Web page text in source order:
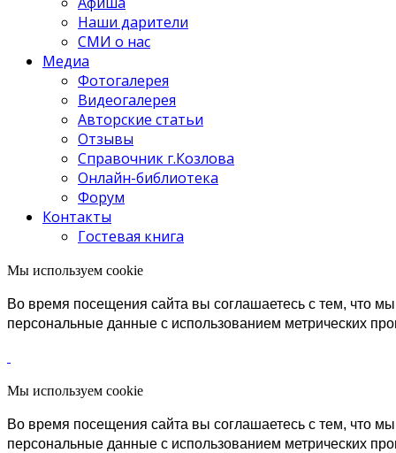
Наши дарители
СМИ о нас
Медиа
Фотогалерея
Видеогалерея
Авторские статьи
Отзывы
Справочник г.Козлова
Онлайн-библиотека
Форум
Контакты
Гостевая книга
Мы используем cookie
Во время посещения сайта вы соглашаетесь с тем, что
персональные данные с использованием метрических
Мы используем cookie
Во время посещения сайта вы соглашаетесь с тем, что
персональные данные с использованием метрических